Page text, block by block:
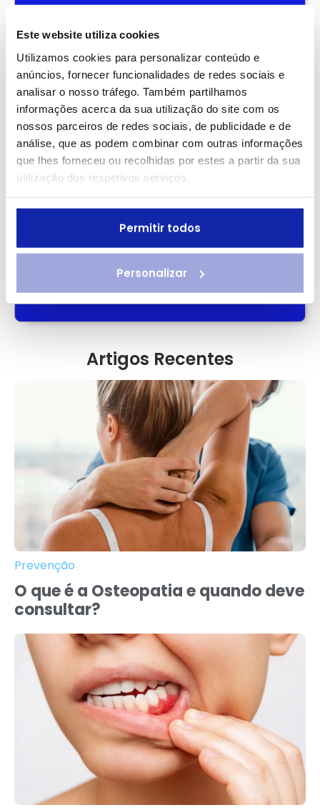
Este website utiliza cookies
Utilizamos cookies para personalizar conteúdo e
anúncios, fornecer funcionalidades de redes sociais e
analisar o nosso tráfego. Também partilhamos
informações acerca da sua utilização do site com os
nossos parceiros de redes sociais, de publicidade e de
análise, que as podem combinar com outras informações
que lhes forneceu ou recolhidas por estes a partir da sua
utilização dos respetivos serviços.
Permitir todos
Personalizar
saúde
Nome
Região
Email
Artigos Recentes
Prevenção
O que é a Osteopatia e quando deve
consultar?